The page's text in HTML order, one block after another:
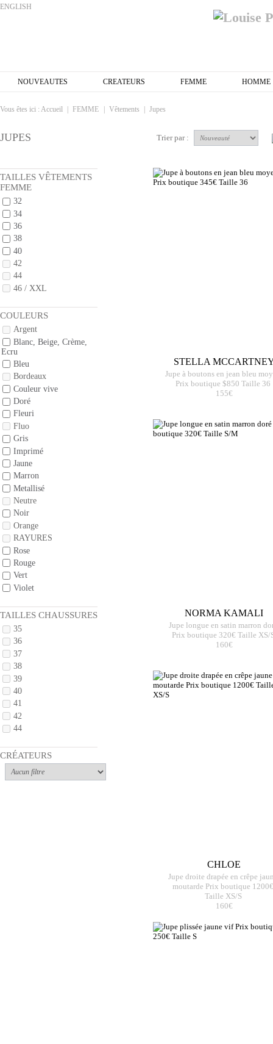
ENGLISH
NOUVEAUTES CREATEURS FEMME HOMME
Vous êtes ici : Accueil FEMME Vêtements Jupes
JUPES
TAILLES VÊTEMENTS
FEMME
32
34
36
38
40
42
44
46 / XXL
COULEURS
Argent
Blanc, Beige, Crème,
Ecru
Bleu
Bordeaux
Couleur vive
Doré
Fleuri
Fluo
Gris
Imprimé
Jaune
Marron
Metallisé
Neutre
Noir
Orange
RAYURES
Rose
Rouge
Vert
Violet
TAILLES CHAUSSURES
35
36
37
38
39
40
41
42
44
CRÉATEURS
Trier par :
STELLA
Jupe à boutons en jean bleu
Prix boutique $850 Taille 36
155€
NORMA KAMALI
Jupe longue en satin marron
Prix boutique 320€ Taille XS/
160€
CHLOE
Jupe droite drapée en crêpe
moutarde Prix boutique 1200€
Taille XS/S
160€